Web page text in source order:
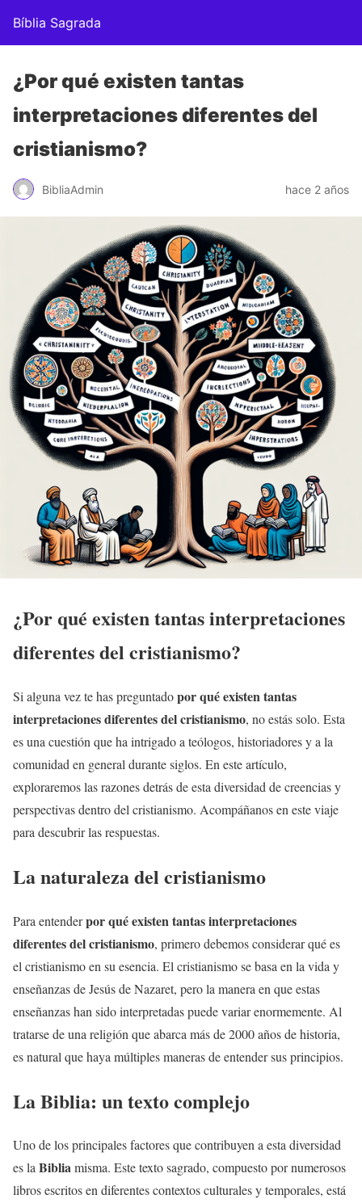
Bíblia Sagrada
¿Por qué existen tantas
interpretaciones diferentes del
cristianismo?
BibliaAdmin hace 2 años
¿Por qué existen tantas interpretaciones
diferentes del cristianismo?
Si alguna vez te has preguntadopor qué existen tantas
interpretaciones diferentes del cristianismo, no estás solo. Esta
es una cuestión que ha intrigado a teólogos, historiadores y a la
comunidad en general durante siglos. En este artículo,
exploraremos las razones detrás de esta diversidad de creencias y
perspectivas dentro del cristianismo. Acompáñanos en este viaje
para descubrir las respuestas.
La naturaleza del cristianismo
Para entenderpor qué existen tantas interpretaciones
diferentes del cristianismo, primero debemos considerar qué es
el cristianismo en su esencia. El cristianismo se basa en la vida y
enseñanzas de Jesús de Nazaret, pero la manera en que estas
enseñanzas han sido interpretadas puede variar enormemente. Al
tratarse de una religión que abarca más de 2000 años de historia,
es natural que haya múltiples maneras de entender sus principios.
La Biblia: un texto complejo
Uno de los principales factores que contribuyen a esta diversidad
es laBibliamisma. Este texto sagrado, compuesto por numerosos
libros escritos en diferentes contextos culturales y temporales, está